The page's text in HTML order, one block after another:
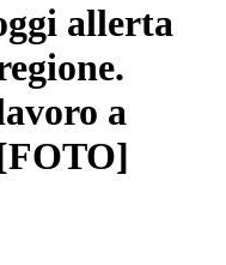
allerta
a